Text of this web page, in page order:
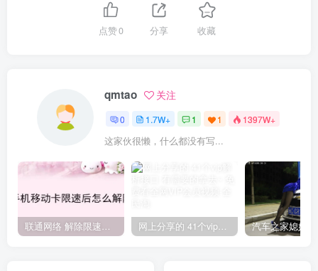
点赞0 分享 收藏
qmtao 关注
0 1.7W+ 1 1 1397W+
这家伙很懒，什么都没有写...
联通网络 解除限速方法参考！畅享、畅玩、老白干等及其它地区自测了 网上分享的 41个vip解析接口 有需要的拿去~ 免费看全网VIP会员视频